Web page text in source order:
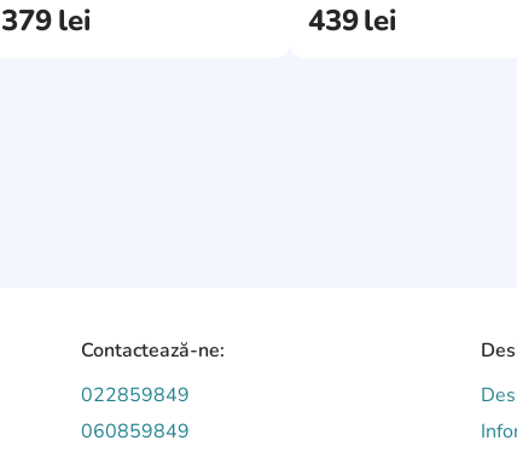
379lei 439lei
Contactează-ne:
022859849
060859849